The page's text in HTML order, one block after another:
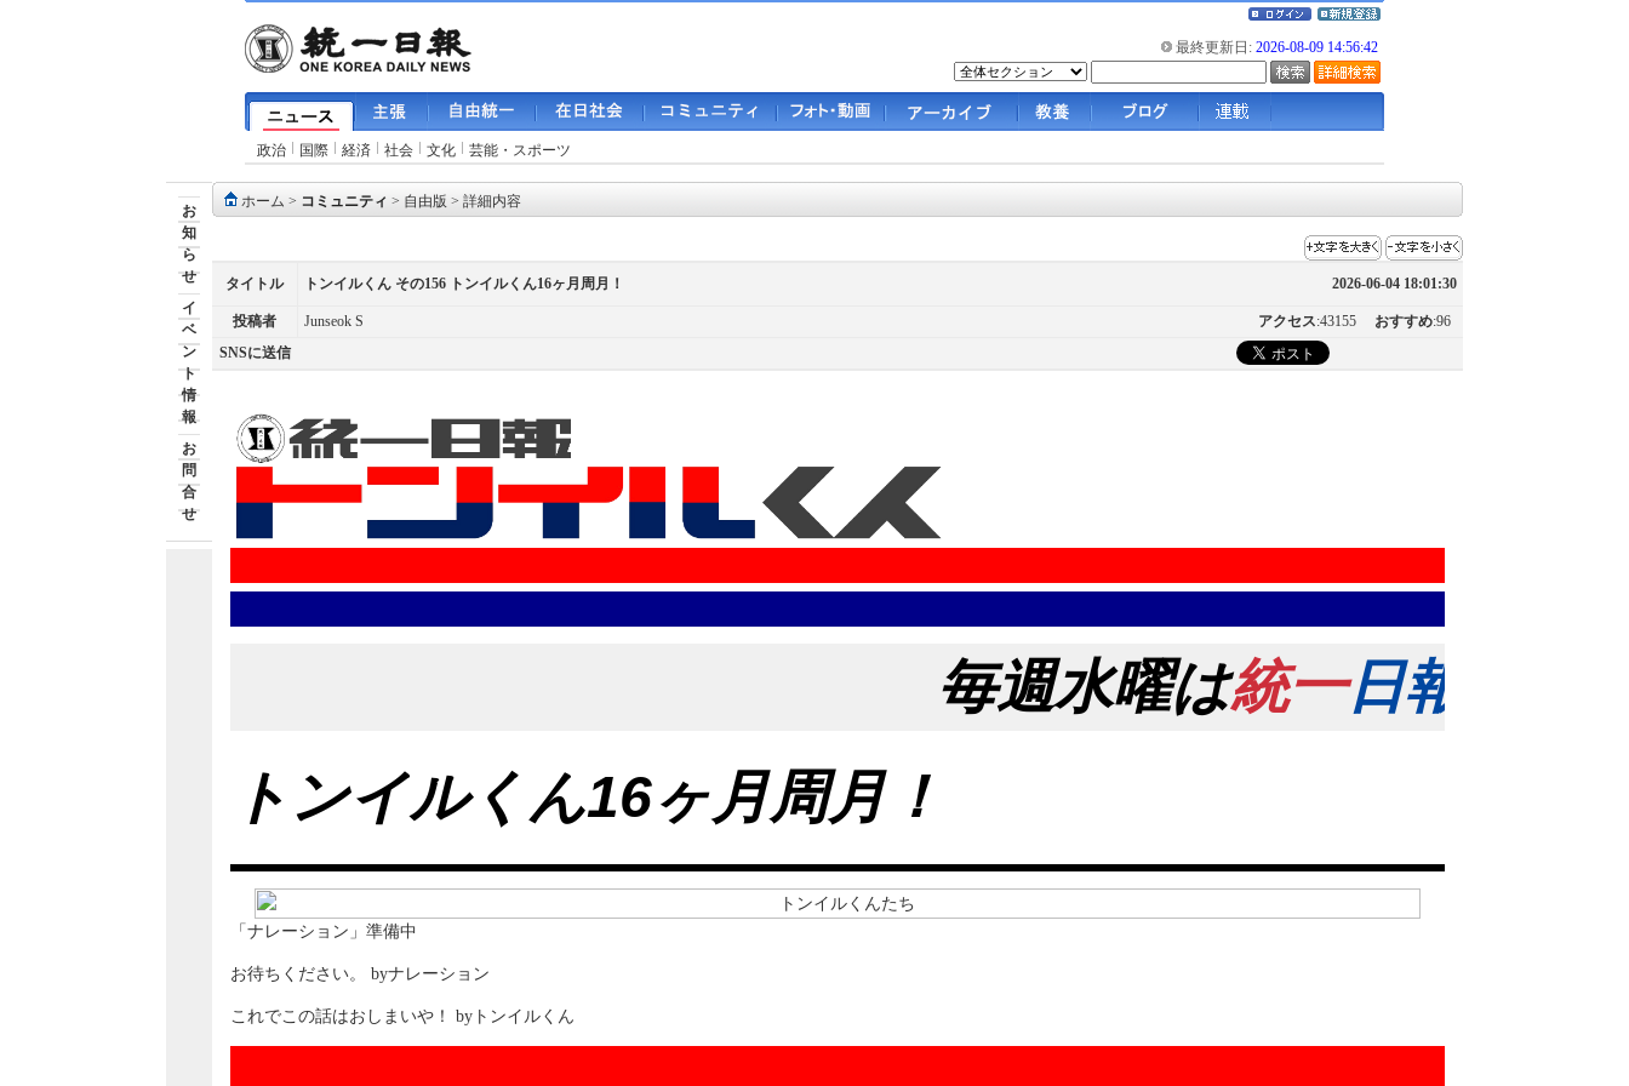
最終更新日: 2026-08-09 14:56:42
政治 国際 経済 社会 文化 芸能・スポーツ
お
知
ら
せ
イ
ベ
ン
ト
情
報
お
問
合
せ
ホーム > コミュニティ > 自由版 > 詳細内容
タイトル トンイルくん その156 トンイルくん16ヶ月周月！ 2026-06-04 18:01:30
投稿者 Junseok S アクセス:43155 おすすめ:96
SNSに送信
毎週水曜は統一日報の日
トンイルくん16ヶ月周月！
「ナレーション」準備中
お待ちください。 byナレーション
これでこの話はおしまいや！ byトンイルくん